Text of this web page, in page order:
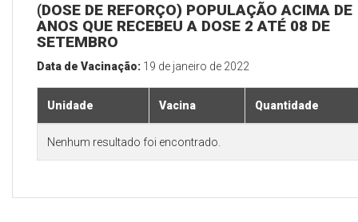
(DOSE DE REFORÇO) POPULAÇÃO ACIMA DE
ANOS QUE RECEBEU A DOSE 2 ATÉ 08 DE
SETEMBRO
Data de Vacinação: 19 de janeiro de 2022
Unidade Vacina Quantidade
Nenhum resultado foi encontrado.